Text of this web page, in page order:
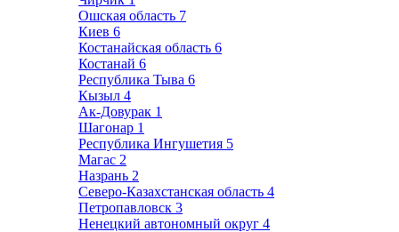
Ошская область 7
Киев 6
Костанайская область 6
Костанай 6
Республика Тыва 6
Кызыл 4
Ак-Довурак 1
Шагонар 1
Республика Ингушетия 5
Магас 2
Назрань 2
Северо-Казахстанская область 4
Петропавловск 3
Ненецкий автономный округ 4